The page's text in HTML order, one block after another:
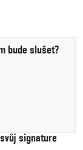
bude slušet?
signature